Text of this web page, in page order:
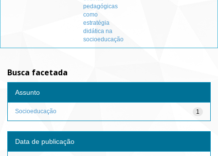
pedagógicas
como
estratégia
didática na
socioeducação
Busca facetada
Assunto
1
Socioeducação
Data de publicação